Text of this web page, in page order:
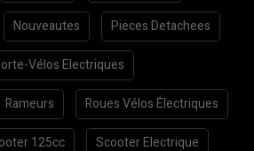
Nouveautes Pieces Detachees
Vélos Electriques
Rameurs Roues Vélos Électriques
125cc Scooter Electrique